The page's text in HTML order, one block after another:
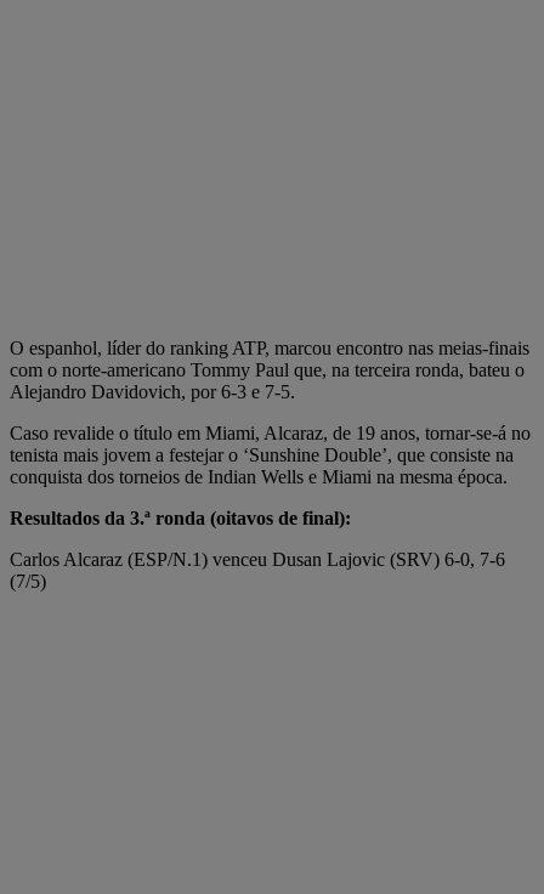
O espanhol, líder do ranking ATP, marcou encontro nas meias-finais
com o norte-americano Tommy Paul que, na terceira ronda, bateu o
Alejandro Davidovich, por 6-3 e 7-5.
Caso revalide o título em Miami, Alcaraz, de 19 anos, tornar-se-á no
tenista mais jovem a festejar o ‘Sunshine Double’, que consiste na
conquista dos torneios de Indian Wells e Miami na mesma época.
Resultados da 3.ª ronda (oitavos de final):
Carlos Alcaraz (ESP/N.1) venceu Dusan Lajovic (SRV) 6-0, 7-6
(7/5)